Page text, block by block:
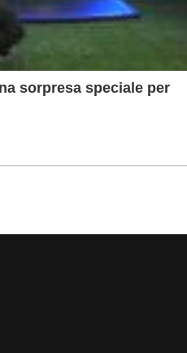
sorpresa speciale per